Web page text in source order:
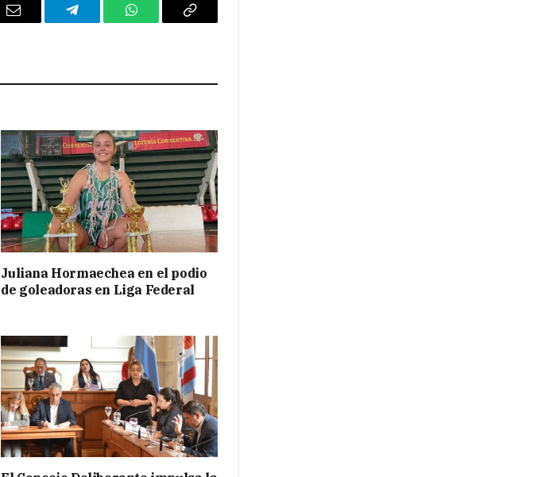
Email Telegram WhatsAppCopy
Juliana Hormaechea en el podio
de goleadoras en Liga Federal